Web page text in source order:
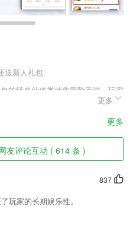
送新人礼包.
的经典仙侠类动作冒险手游，玩家
红包，拥有这些资源和红包就可以
现实生活中进行使用，只不过需要
仿母语的学习环境；高质量外教，
，手机既是你的私人医生。
端同步，随时随地，只看自己的新
更多
更多
友评论互动 ( 614 条 )
837
玩家的长期娱乐性。